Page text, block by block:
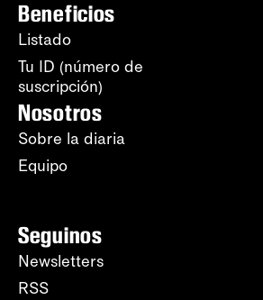
Beneficios
Listado
Tu ID (número de
suscripción)
Nosotros
Sobre la diaria
Equipo
Seguinos
Newsletters
RSS